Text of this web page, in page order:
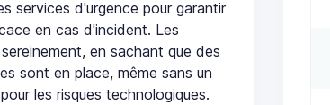
services d'urgence pour garantir
en cas d'incident. Les
en sachant que des
sont en place, même sans un
les risques technologiques.